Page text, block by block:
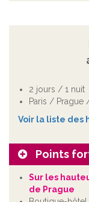
2 jours / 1 nuit
Paris / Prague
Voir la liste des
Points
Sur les
de Prague